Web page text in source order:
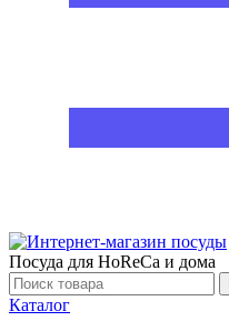
Посуда для HoReCa и дома
Каталог